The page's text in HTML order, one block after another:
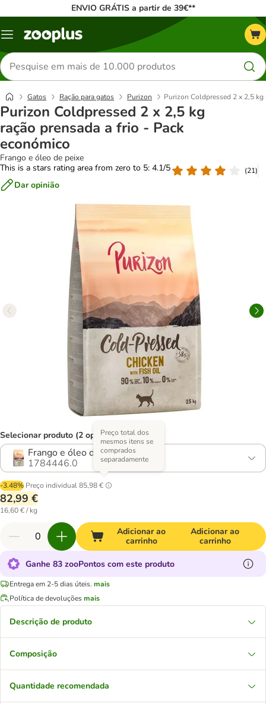
ENVIO GRÁTIS a partir de 39€**
Menu
Pesquisar
produtos
Gatos Ração para gatos Purizon Purizon Coldpressed 2 x 2,5
Purizon Coldpressed 2 x 2,5 kg
ração prensada a frio - Pack
económico
Frango e óleo de peixe
This is a stars rating area from zero to 5: 4.1/5
(21)
Dar opinião
Selecionar produto (2 opções)
Frango e óleo de peixe
1784446.0
-3.48% Preço individual85,98 €
Preço total dos
mesmos itens se
comprados
separadamente
82,99 €
16,60 € / kg
Adicionar ao
carrinho
Adicionar ao
carrinho
Ganhe 83 zooPontos com este produto
Entrega em 2-5 dias úteis. mais
Política de devoluçõesmais
Descrição de produto
Composição
Quantidade recomendada